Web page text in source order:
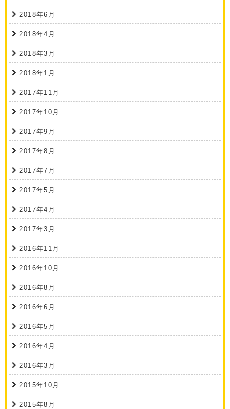
2018年6月
2018年4月
2018年3月
2018年1月
2017年11月
2017年10月
2017年9月
2017年8月
2017年7月
2017年5月
2017年4月
2017年3月
2016年11月
2016年10月
2016年8月
2016年6月
2016年5月
2016年4月
2016年3月
2015年10月
2015年8月